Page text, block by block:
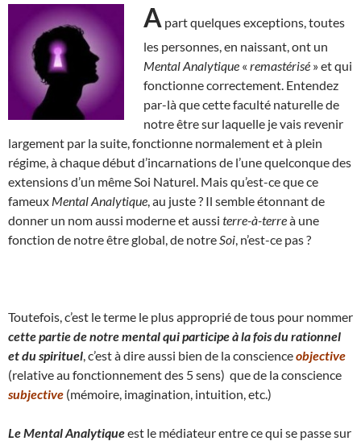
A part quelques exceptions, toutes
les personnes, en naissant, ont un
Mental Analytique « remastérisé » et qui
fonctionne correctement. Entendez
par-là que cette faculté naturelle de
notre être sur laquelle je vais revenir
largement par la suite, fonctionne normalement et à plein
régime, à chaque début d’incarnations de l’une quelconque des
extensions d’un même Soi Naturel. Mais qu’est-ce que ce
fameux Mental Analytique , au juste ? Il semble étonnant de
donner un nom aussi moderne et aussi terre-à-terreà une
fonction de notre être global, de notre Soi , n’est-ce pas ?
Toutefois, c’est le terme le plus approprié de tous pour nommer
cette partie de notre mental qui participe à la fois du rationnel
et du spirituel , c’est à dire aussi bien de la conscienceobjective
(relative au fonctionnement des 5 sens) que de la conscience
subjective (mémoire, imagination, intuition, etc.)
Le Mental Analytiqueest le médiateur entre ce qui se passe sur